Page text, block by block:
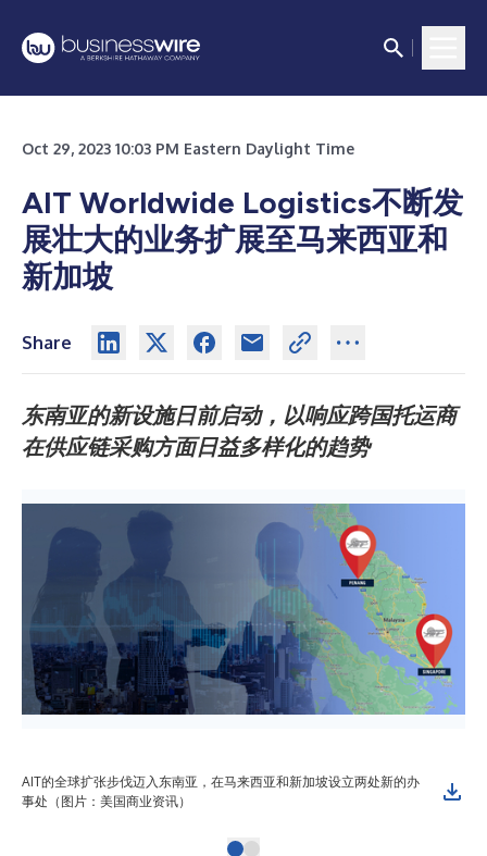
Oct 29, 2023 10:03 PM Eastern Daylight Time
AIT Worldwide Logistics不断发
展壮大的业务扩展至马来西亚和
新加坡
Share
东南亚的新设施日前启动，以响应跨国托运商
在供应链采购方面日益多样化的趋势
AIT的全球扩张步伐迈入东南亚，在马来西亚和新加坡设立两处新的办
事处（图片：美国商业资讯）